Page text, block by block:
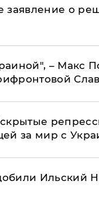
заявление о
– Макс
за мир с
Ильский